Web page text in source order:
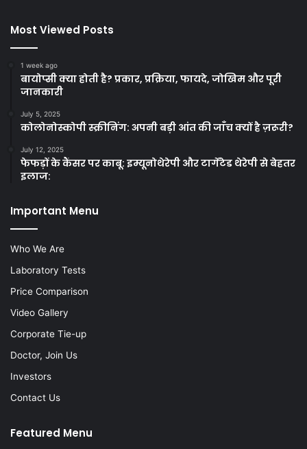
Most Viewed Posts
1 week ago
बायोप्सी क्या होती है? प्रकार, प्रक्रिया, फायदे, जोखिम और पूरी
जानकारी
July 5, 2025
कोलोनोस्कोपी स्क्रीनिंग: अपनी बड़ी आंत की जाँच क्यों है ज़रूरी?
July 12, 2025
फेफड़ों के कैंसर पर काबू: इम्यूनोथेरेपी और टार्गेटेड थेरेपी से बेहतर
इलाज:
Important Menu
Who We Are
Laboratory Tests
Price Comparison
Video Gallery
Corporate Tie-up
Doctor, Join Us
Investors
Contact Us
Featured Menu